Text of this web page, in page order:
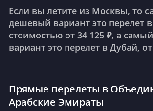
Если вы летите из Москвы, то
дешевый вариант это перелет
стоимостью от 34 125 ₽, а
вариант это перелет в Дубай,
Прямые перелеты в
Арабские Эмираты